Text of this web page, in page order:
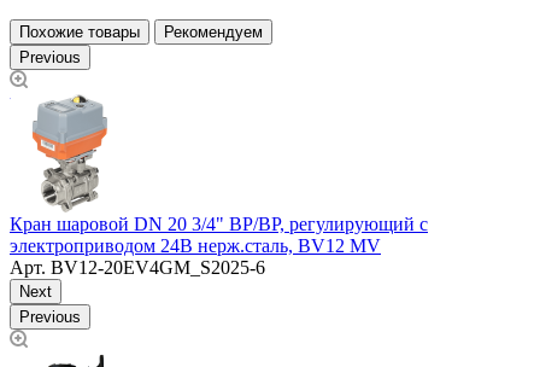
Похожие товары
Рекомендуем
Previous
Кран шаровой DN 20 3/4" ВР/ВР, регулирующий с
электроприводом 24В нерж.сталь, BV12 MV
Арт. BV12-20EV4GM_S2025-6
Next
Previous